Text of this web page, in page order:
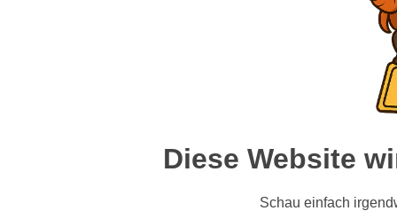
Diese Website
Schau einfach